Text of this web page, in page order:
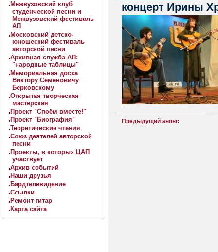
Межвузовский клуб
студенческой песни и
Межвузовский фестиваль
АП
Московский детско-
юношеский фестиваль
авторской песни
Архивная служба АП:
"народные таблицы"
Мемориальная доска
Виктору Семёновичу
Берковскому
Открытая творческая
мастерская
Проект "Споём вместе!"
Проект "Биография"
Теоретические чтения
Союз деятелей авторской
песни
Проекты, в которых ЦАП
участвует
Архив событий
Наши друзья
Бардтелевидение
Ссылки
Ремонт гитар
Карта сайта
концерт Ирины
Предыдущий анонс